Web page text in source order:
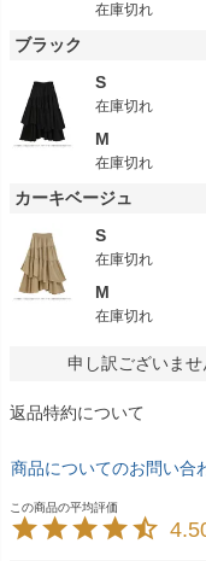
在庫切れ
ブラック
S
在庫切れ
M
在庫切れ
カーキベージュ
S
在庫切れ
M
在庫切れ
申し訳ございませ
返品特約について
商品についてのお問い合